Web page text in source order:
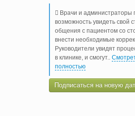
 Врачи и администраторы
возможность увидеть свой
общения с пациентом со
внести необходимые
Руководители увидят
в клинике, и смогут..
полностью
Подписаться на новую